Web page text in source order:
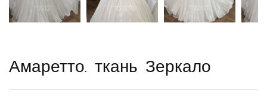
Амаретто. ткань Зеркало